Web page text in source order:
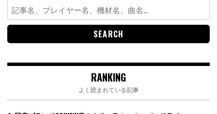
Search
for:
RANKING
よく読まれている記事